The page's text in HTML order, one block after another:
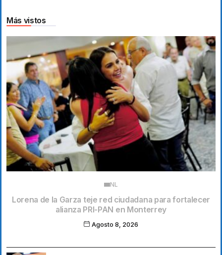
Más vistos
NL
Lorena de la Garza teje red ciudadana para fortalecer
alianza PRI-PAN en Monterrey
Agosto 8, 2026